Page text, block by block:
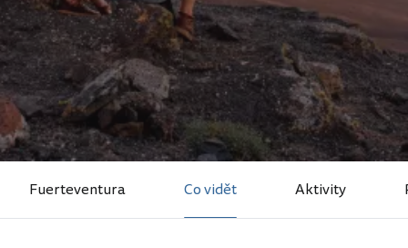
Fuerteventura Co vidět Aktivity